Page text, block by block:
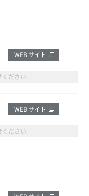
ください
WEB サイト
ください
WEB サイト